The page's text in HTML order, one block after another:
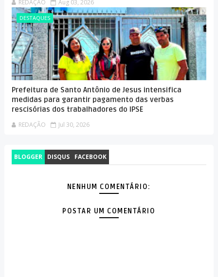
REDAÇÃO Aug 03, 2026
DESTAQUES
Prefeitura de Santo Antônio de Jesus intensifica
medidas para garantir pagamento das verbas
rescisórias dos trabalhadores do IPSE
REDAÇÃO Jul 30, 2026
BLOGGER DISQUS FACEBOOK
NENHUM COMENTÁRIO:
POSTAR UM COMENTÁRIO